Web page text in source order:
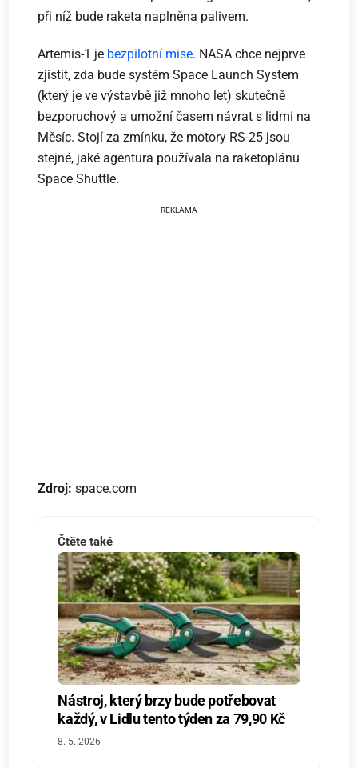
při níž bude raketa naplněna palivem.
Artemis-1 je bezpilotní mise. NASA chce nejprve
zjistit, zda bude systém Space Launch System
(který je ve výstavbě již mnoho let) skutečně
bezporuchový a umožní časem návrat s lidmi na
Měsíc. Stojí za zmínku, že motory RS-25 jsou
stejné, jaké agentura používala na raketoplánu
Space Shuttle.
Zdroj:space.com
Čtěte také
Nástroj, který brzy bude potřebovat
každý, v Lidlu tento týden za 79,90 Kč
8. 5. 2026